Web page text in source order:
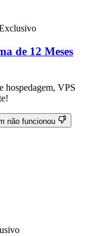
de 12 Meses
hospedagem, VPS
não funcionou